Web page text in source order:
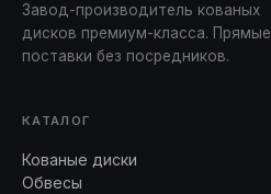
Завод-производитель кованых
дисков премиум-класса. Прямые
поставки без посредников.
КАТАЛОГ
Кованые диски
Обвесы